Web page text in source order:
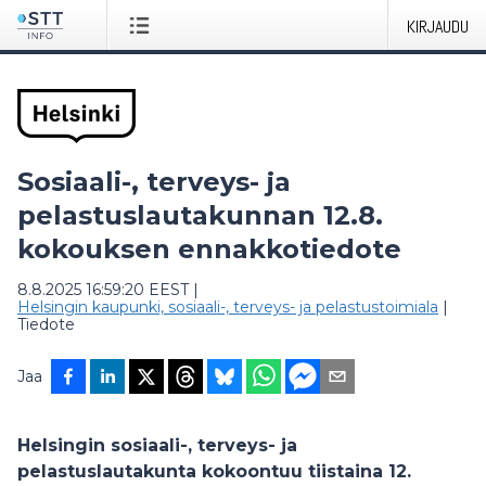
KIRJAUDU
Sosiaali-, terveys- ja
pelastuslautakunnan 12.8.
kokouksen ennakkotiedote
8.8.2025 16:59:20 EEST|
Helsingin kaupunki, sosiaali-, terveys- ja pelastustoimiala |
Tiedote
Jaa
Helsingin sosiaali-, terveys- ja
pelastuslautakunta kokoontuu tiistaina 12.